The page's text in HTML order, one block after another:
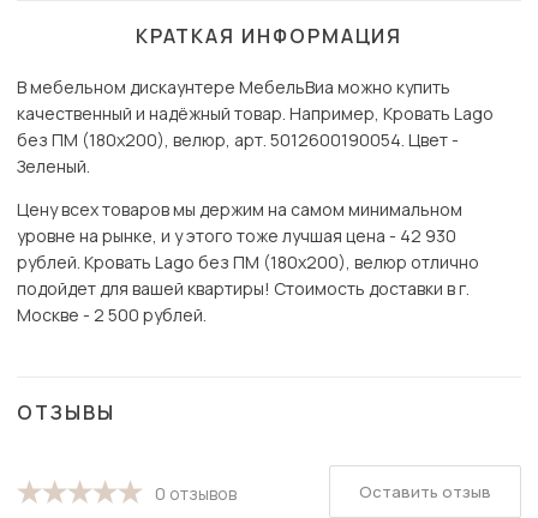
КРАТКАЯ ИНФОРМАЦИЯ
В мебельном дискаунтере МебельВиа можно купить
качественный и надёжный товар. Например, Кровать Lago
без ПМ (180х200), велюр, арт. 5012600190054. Цвет -
Зеленый.
Цену всех товаров мы держим на самом минимальном
уровне на рынке, и у этого тоже лучшая цена - 42 930
рублей. Кровать Lago без ПМ (180х200), велюр отлично
подойдет для вашей квартиры! Стоимость доставки в г.
Москве - 2 500 рублей.
ОТЗЫВЫ
0 отзывов Оставить отзыв